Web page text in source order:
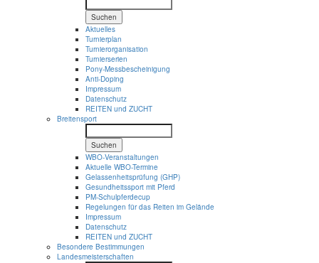
Suchen
Aktuelles
Turnierplan
Turnierorganisation
Turnierserien
Pony-Messbescheinigung
Anti-Doping
Impressum
Datenschutz
REITEN und ZUCHT
Breitensport
Suchen
WBO-Veranstaltungen
Aktuelle WBO-Termine
Gelassenheitsprüfung (GHP)
Gesundheitssport mit Pferd
PM-Schulpferdecup
Regelungen für das Reiten im Gelände
Impressum
Datenschutz
REITEN und ZUCHT
Besondere Bestimmungen
Landesmeisterschaften